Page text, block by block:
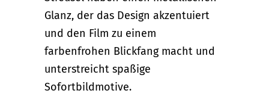
Glanz, der das Design akzentuiert
und den Film zu einem
farbenfrohen Blickfang macht und
unterstreicht spaßige
Sofortbildmotive.